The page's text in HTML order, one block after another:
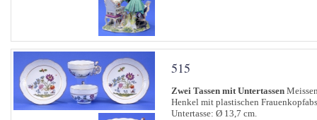
515
Zwei Tassen mit Untertassen
Henkel mit plastischen
Untertasse: Ø 13,7 cm.